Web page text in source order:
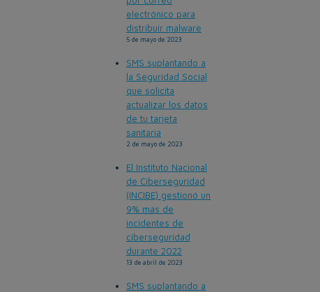
electrónico para
distribuir malware
5 de mayo de 2023
SMS suplantando a
la Seguridad Social
que solicita
actualizar los datos
de tu tarjeta
sanitaria
2 de mayo de 2023
El Instituto Nacional
de Ciberseguridad
(INCIBE) gestionó un
9% más de
incidentes de
ciberseguridad
durante 2022
13 de abril de 2023
SMS suplantando a